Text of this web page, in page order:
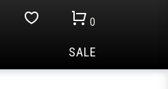
0
SALE